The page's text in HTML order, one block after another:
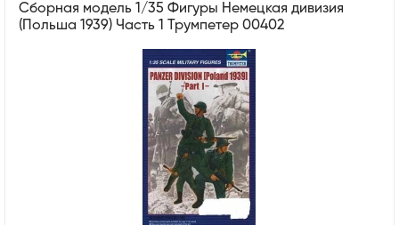
Сборная модель 1/35 Фигуры Немецкая дивизия
(Польша 1939) Часть 1 Трумпетер 00402